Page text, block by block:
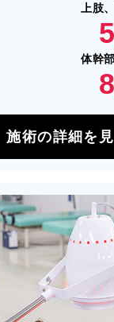
上肢
体幹
施術の詳細を